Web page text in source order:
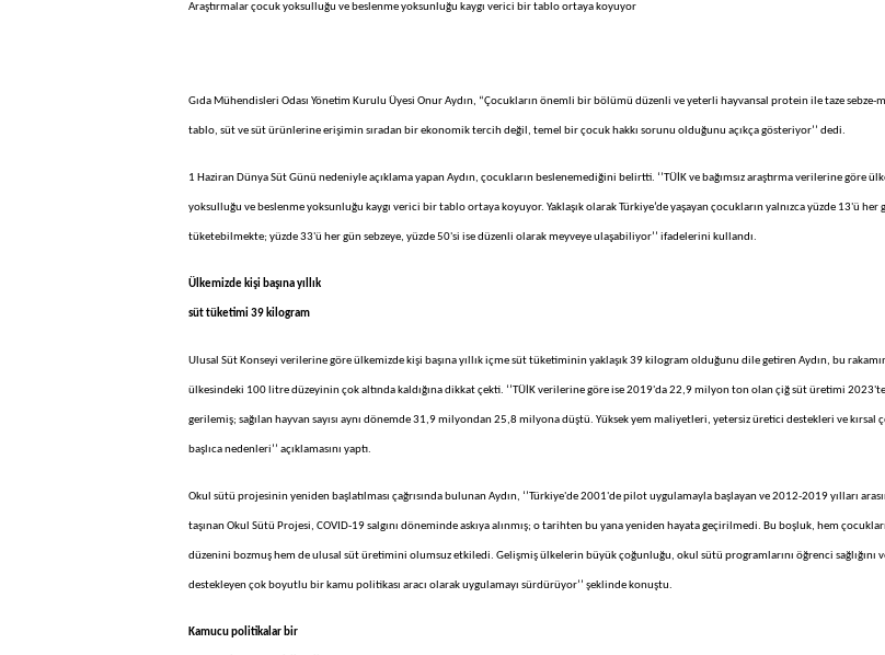
Araştırmalar çocuk yoksulluğu ve beslenme yoksunluğu kaygı verici bir tablo ortaya koyuyor
Gıda Mühendisleri Odası Yönetim Kurulu Üyesi Onur Aydın, “Çocukların önemli bir bölümü düzenli ve yeterli hayvansal protein ile taze sebze-
tablo, süt ve süt ürünlerine erişimin sıradan bir ekonomik tercih değil, temel bir çocuk hakkı sorunu olduğunu açıkça gösteriyor’’ dedi.
1 Haziran Dünya Süt Günü nedeniyle açıklama yapan Aydın, çocukların beslenemediğini belirtti. ‘’TÜİK ve bağımsız araştırma verilerine göre
yoksulluğu ve beslenme yoksunluğu kaygı verici bir tablo ortaya koyuyor. Yaklaşık olarak Türkiye’de yaşayan çocukların yalnızca yüzde 13'ü her
tüketebilmekte; yüzde 33'ü her gün sebzeye, yüzde 50'si ise düzenli olarak meyveye ulaşabiliyor’’ ifadelerini kullandı.
Ülkemizde kişi başına yıllık
süt tüketimi 39 kilogram
Ulusal Süt Konseyi verilerine göre ülkemizde kişi başına yıllık içme süt tüketiminin yaklaşık 39 kilogram olduğunu dile getiren Aydın, bu
ülkesindeki 100 litre düzeyinin çok altında kaldığına dikkat çekti. ‘’TÜİK verilerine göre ise 2019'da 22,9 milyon ton olan çiğ süt üretimi
gerilemiş; sağılan hayvan sayısı aynı dönemde 31,9 milyondan 25,8 milyona düştü. Yüksek yem maliyetleri, yetersiz üretici destekleri ve kırsal
başlıca nedenleri’’ açıklamasını yaptı.
Okul sütü projesinin yeniden başlatılması çağrısında bulunan Aydın, ‘’Türkiye'de 2001'de pilot uygulamayla başlayan ve 2012-2019 yılları
taşınan Okul Sütü Projesi, COVID-19 salgını döneminde askıya alınmış; o tarihten bu yana yeniden hayata geçirilmedi. Bu boşluk, hem
düzenini bozmuş hem de ulusal süt üretimini olumsuz etkiledi. Gelişmiş ülkelerin büyük çoğunluğu, okul sütü programlarını öğrenci sağlığını
destekleyen çok boyutlu bir kamu politikası aracı olarak uygulamayı sürdürüyor’’ şeklinde konuştu.
Kamucu politikalar bir